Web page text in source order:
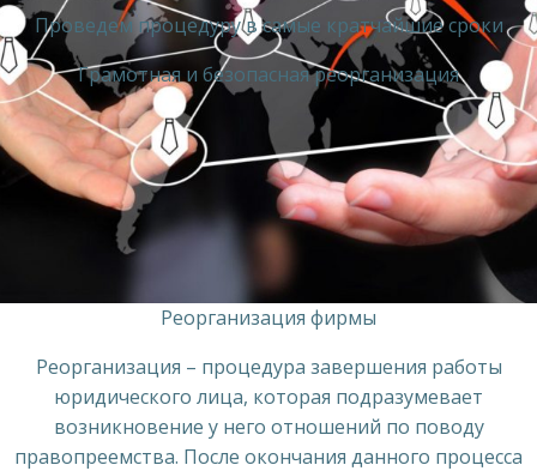
Проведем процедуру в самые кратчайшие сроки
Грамотная и безопасная реорганизация
Реорганизация фирмы
Реорганизация – процедура завершения работы
юридического лица, которая подразумевает
возникновение у него отношений по поводу
правопреемства. После окончания данного процесса